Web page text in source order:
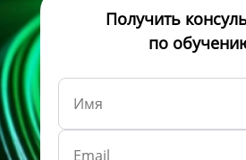
Получить
по